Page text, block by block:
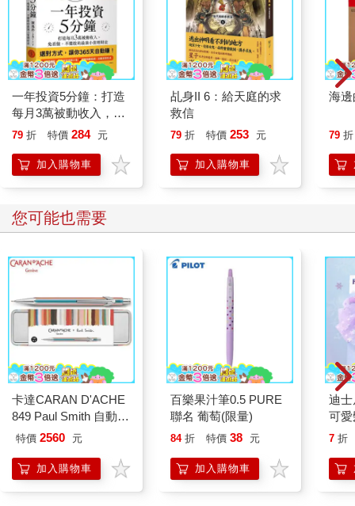
一年投資5分鐘：打造
每月3萬被動收入，免
看盤、不選股的最強小
79 折 特價 284 元
加入購物車
乩身II 6：給天庭的求
救信
79 折 特價 253 元
加入購物車
海
79 折
您可能也需要
卡達CARAN D'ACHE
849 Paul Smith 自動鉛
筆 ED.5 條紋銀
特價 2560 元
加入購物車
百樂果汁筆0.5 PURE
聯名 葡萄(限量)
84 折 特價 38 元
加入購物車
迪
可
色)
7 折